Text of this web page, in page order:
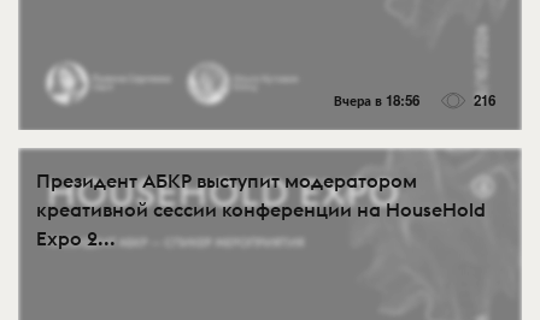
Вчера в 18:56 216
Президент АБКР выступит модератором
креативной сессии конференции на HouseHold
Expo 2...